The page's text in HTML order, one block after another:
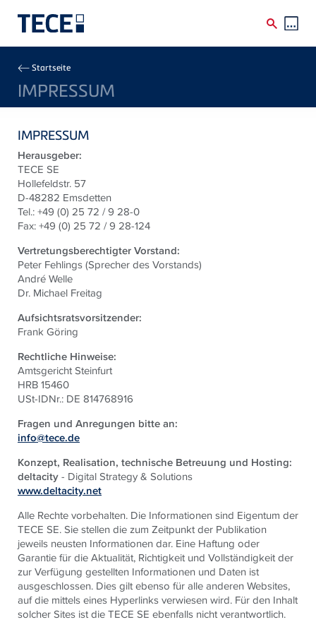
Breadcrumb
Startseite
IMPRESSUM
IMPRESSUM
Herausgeber:
TECE SE
Hollefeldstr. 57
D-48282 Emsdetten
Tel.: +49 (0) 25 72 / 9 28-0
Fax: +49 (0) 25 72 / 9 28-124
Vertretungsberechtigter Vorstand:
Peter Fehlings (Sprecher des Vorstands)
André Welle
Dr. Michael Freitag
Aufsichtsratsvorsitzender:
Frank Göring
Rechtliche Hinweise:
Amtsgericht Steinfurt
HRB 15460
USt-IDNr.: DE 814768916
Fragen und Anregungen bitte an:
info@tece.de
Konzept, Realisation, technische Betreuung und Hosting:
deltacity- Digital Strategy & Solutions
www.deltacity.net
Alle Rechte vorbehalten. Die Informationen sind Eigentum der
TECE SE. Sie stellen die zum Zeitpunkt der Publikation
jeweils neusten Informationen dar. Eine Haftung oder
Garantie für die Aktualität, Richtigkeit und Vollständigkeit der
zur Verfügung gestellten Informationen und Daten ist
ausgeschlossen. Dies gilt ebenso für alle anderen Websites,
auf die mittels eines Hyperlinks verwiesen wird. Für den Inhalt
solcher Sites ist die TECE SE ebenfalls nicht verantwortlich.